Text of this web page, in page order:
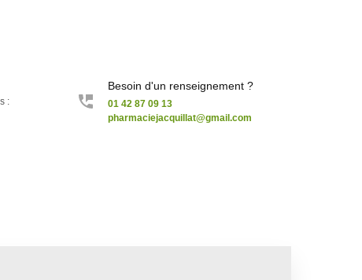
:
Besoin d'un renseignement ?
01 42 87 09 13
pharmaciejacquillat@gmail.com